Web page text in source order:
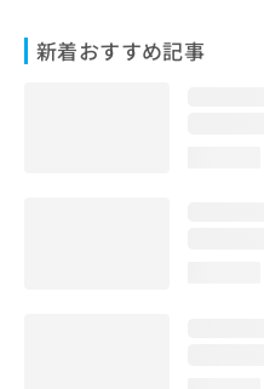
新着おすすめ記事
問
い